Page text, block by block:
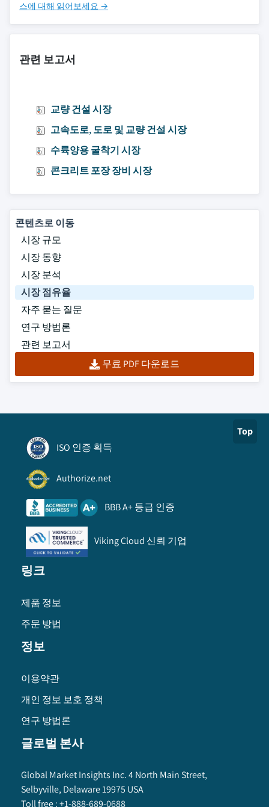
스에 대해 읽어보세요 →
관련 보고서
교량 건설 시장
고속도로, 도로 및 교량 건설 시장
수륙양용 굴착기 시장
콘크리트 포장 장비 시장
콘텐츠로 이동
시장 규모
시장 동향
시장 분석
시장 점유율
자주 묻는 질문
연구 방법론
관련 보고서
무료 PDF 다운로드
Top
ISO 인증 획득
Authorize.net
BBB A+ 등급 인증
Viking Cloud 신뢰 기업
링크
제품 정보
주문 방법
정보
이용약관
개인 정보 보호 정책
연구 방법론
글로벌 본사
Global Market Insights Inc. 4 North Main Street,
Selbyville, Delaware 19975 USA
Toll free :+1-888-689-0688